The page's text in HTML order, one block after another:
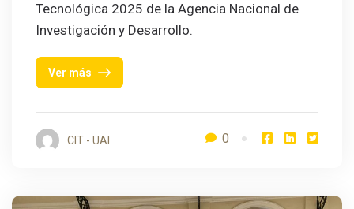
Tecnológica 2025 de la Agencia Nacional de
Investigación y Desarrollo.
Ver más
CIT - UAI 0